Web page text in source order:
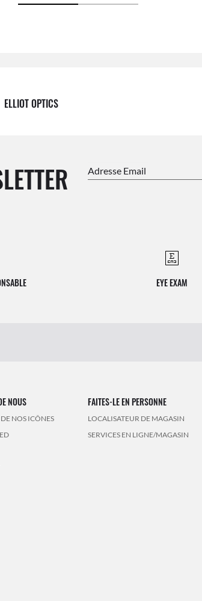
ELLIOT OPTICS
Adresse Email
EYE EXAM
NOUS
NOS ICÔNES
FAITES-LE EN PERSONNE
LOCALISATEUR DE MAGASIN
SERVICES EN LIGNE/MAGASIN